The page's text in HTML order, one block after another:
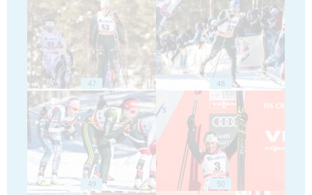
47 48
49 50